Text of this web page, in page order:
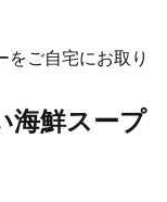
をご自宅にお取り
海鮮スープ